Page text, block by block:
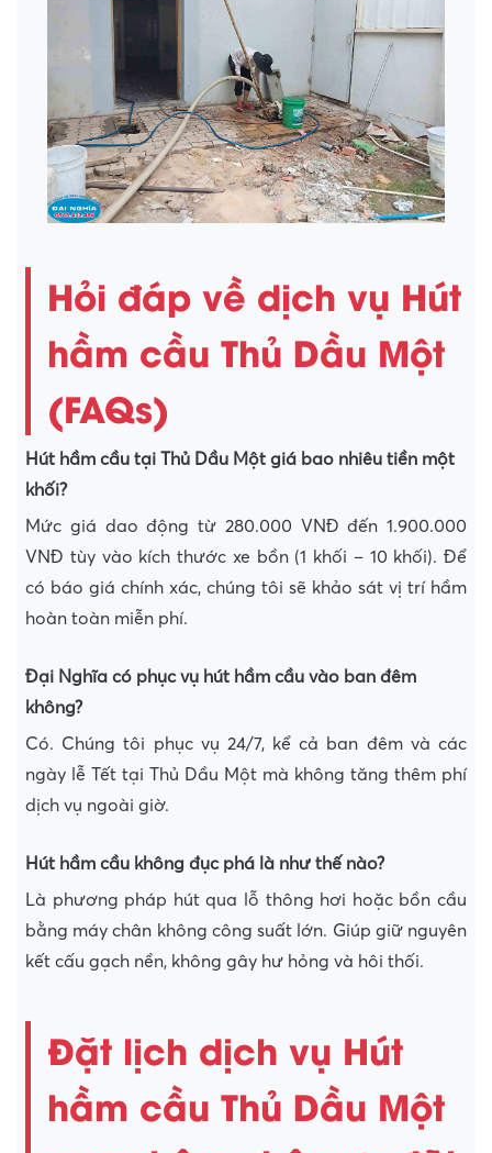
Hỏi đáp về dịch vụ Hút
hầm cầu Thủ Dầu Một
(FAQs)
Hút hầm cầu tại Thủ Dầu Một giá bao nhiêu tiền một
khối?
Mức giá dao động từ 280.000 VNĐ đến 1.900.000
VNĐ tùy vào kích thước xe bồn (1 khối – 10 khối). Để
có báo giá chính xác, chúng tôi sẽ khảo sát vị trí hầm
hoàn toàn miễn phí.
Đại Nghĩa có phục vụ hút hầm cầu vào ban đêm
không?
Có. Chúng tôi phục vụ 24/7, kể cả ban đêm và các
ngày lễ Tết tại Thủ Dầu Một mà không tăng thêm phí
dịch vụ ngoài giờ.
Hút hầm cầu không đục phá là như thế nào?
Là phương pháp hút qua lỗ thông hơi hoặc bồn cầu
bằng máy chân không công suất lớn. Giúp giữ nguyên
kết cấu gạch nền, không gây hư hỏng và hôi thối.
Đặt lịch dịch vụ Hút
hầm cầu Thủ Dầu Một